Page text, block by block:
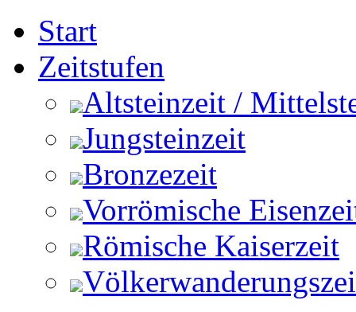
Start
Zeitstufen
Altsteinzeit /
Jungsteinzeit
Bronzezeit
Vorrömische
Römische Kaiserzeit